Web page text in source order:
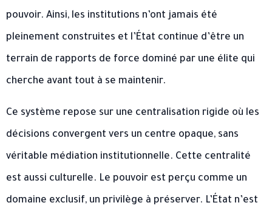
pouvoir. Ainsi, les institutions n’ont jamais été
pleinement construites et l’État continue d’être un
terrain de rapports de force dominé par une élite qui
cherche avant tout à se maintenir.
Ce système repose sur une centralisation rigide où les
décisions convergent vers un centre opaque, sans
véritable médiation institutionnelle. Cette centralité
est aussi culturelle. Le pouvoir est perçu comme un
domaine exclusif, un privilège à préserver. L’État n’est